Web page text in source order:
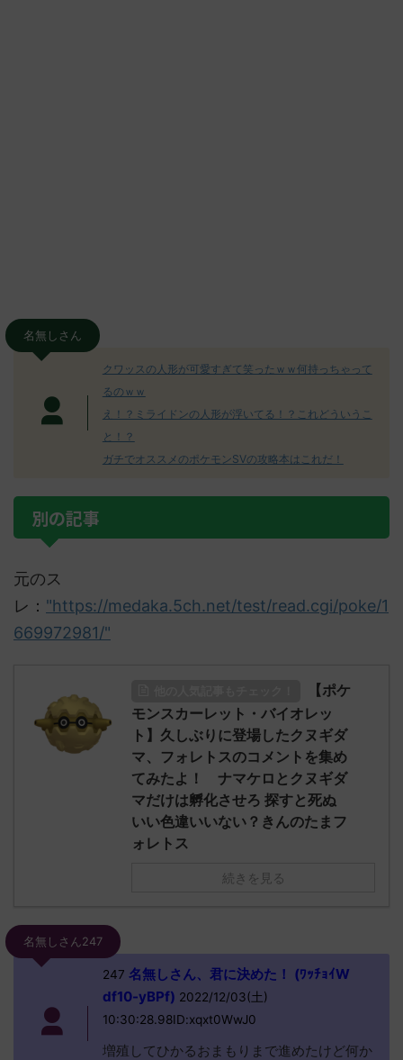
名無しさん
クワッスの人形が可愛すぎて笑ったｗｗ何持っちゃって
るのｗｗ
え！？ミライドンの人形が浮いてる！？これどういうこ
と！？
ガチでオススメのポケモンSVの攻略本はこれだ！
別の記事
元のス
レ： "https://medaka.5ch.net/test/read.cgi/poke/1
669972981/"
【ポケ
モンスカーレット・バイオレッ
ト】久しぶりに登場したクヌギダ
マ、フォレトスのコメントを集め
てみたよ！ ナマケロとクヌギダ
マだけは孵化させろ 探すと死ぬ
いい色違いいない？きんのたまフ
ォレトス
続きを見る
名無しさん247
247 名無しさん、君に決めた！ (ﾜｯﾁｮｲW
df10-yBPf) 2022/12/03(土)
10:30:28.98ID:xqxt0WwJ0
増殖してひかるおまもりまで進めたけど何か